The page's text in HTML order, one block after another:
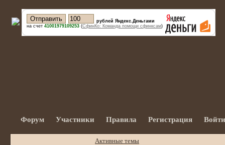
рублей Яндекс.Деньгами
на счет 41001979109253 (СфинКо: Команда помощи сфинксам)
Форум Участники Правила Регистрация
Активные темы